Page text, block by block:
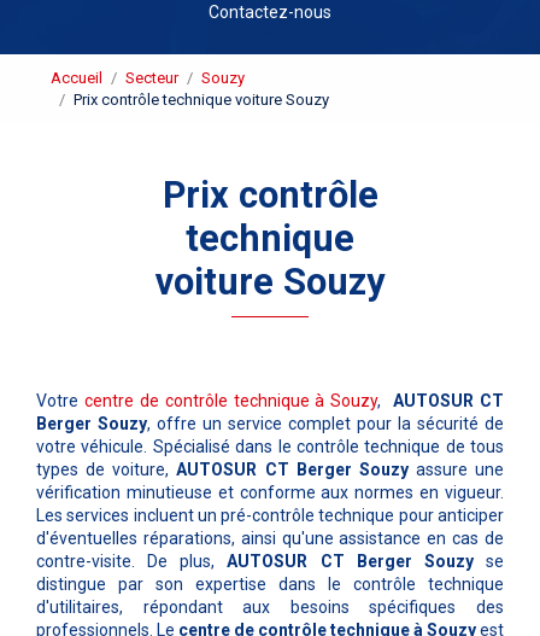
Contactez-nous
Accueil Secteur
Souzy
Prix contrôle technique voiture Souzy
Prix contrôle
technique
voiture Souzy
Votre centre de contrôle technique à Souzy,AUTOSUR CT
Berger Souzy, offre un service complet pour la sécurité de
votre véhicule. Spécialisé dans le contrôle technique de tous
types de voiture,AUTOSUR CT Berger Souzyassure une
vérification minutieuse et conforme aux normes en vigueur.
Les services incluent un pré-contrôle technique pour anticiper
d'éventuelles réparations, ainsi qu'une assistance en cas de
contre-visite. De plus,AUTOSUR CT Berger Souzyse
distingue par son expertise dans le contrôle technique
d'utilitaires, répondant aux besoins spécifiques des
professionnels. Le centre de contrôle technique à Souzyest